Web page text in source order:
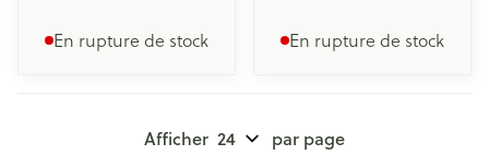
En rupture de stock En rupture de stock
Afficher par page